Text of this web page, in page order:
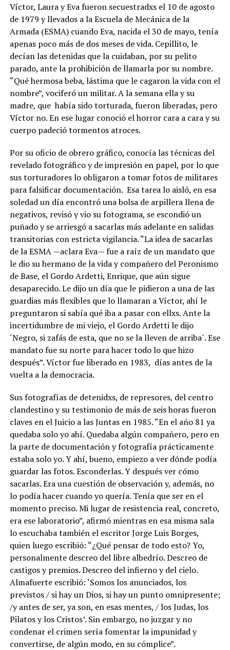
Víctor, Laura y Eva fueron secuestradxs el 10 de agosto
de 1979 y llevados a la Escuela de Mecánica de la
Armada (ESMA) cuando Eva, nacida el 30 de mayo, tenía
apenas poco más de dos meses de vida. Cepillito, le
decían las detenidas que la cuidaban, por su pelito
parado, ante la prohibición de llamarla por su nombre.
“Qué hermosa beba, lástima que le cagaron la vida con el
nombre”, vociferó un militar. A la semana ella y su
madre, que había sido torturada, fueron liberadas, pero
Víctor no. En ese lugar conoció el horror cara a cara y su
cuerpo padeció tormentos atroces.
Por su oficio de obrero gráfico, conocía las técnicas del
revelado fotográfico y de impresión en papel, por lo que
sus torturadores lo obligaron a tomar fotos de militares
para falsificar documentación. Esa tarea lo aisló, en esa
soledad un día encontró una bolsa de arpillera llena de
negativos, revisó y vio su fotograma, se escondió un
puñado y se arriesgó a sacarlas más adelante en salidas
transitorias con estricta vigilancia. “La idea de sacarlas
de la ESMA —aclara Eva— fue a raíz de un mandato que
le dio su hermano de la vida y compañero del Peronismo
de Base, el Gordo Ardetti, Enrique, que aún sigue
desaparecido. Le dijo un día que le pidieron a una de las
guardias más flexibles que lo llamaran a Víctor, ahí le
preguntaron si sabía qué iba a pasar con ellxs. Ante la
incertidumbre de mi viejo, el Gordo Ardetti le dijo
´Negro, si zafás de esta, que no se la lleven de arriba´. Ese
mandato fue su norte para hacer todo lo que hizo
después”. Víctor fue liberado en 1983, días antes de la
vuelta a la democracia.
Sus fotografías de detenidxs, de represores, del centro
clandestino y su testimonio de más de seis horas fueron
claves en el Juicio a las Juntas en 1985. “En el año 81 ya
quedaba solo yo ahí. Quedaba algún compañero, pero en
la parte de documentación y fotografía prácticamente
estaba solo yo. Y ahí, bueno, empiezo a ver dónde podía
guardar las fotos. Esconderlas. Y después ver cómo
sacarlas. Era una cuestión de observación y, además, no
lo podía hacer cuando yo quería. Tenía que ser en el
momento preciso. Mi lugar de resistencia real, concreto,
era ese laboratorio”, afirmó mientras en esa misma sala
lo escuchaba también el escritor Jorge Luis Borges,
quien luego escribió: “¿Qué pensar de todo esto? Yo,
personalmente descreo del libre albedrío. Descreo de
castigos y premios. Descreo del infierno y del cielo.
Almafuerte escribió: ‘Somos los anunciados, los
previstos / si hay un Dios, si hay un punto omnipresente;
/y antes de ser, ya son, en esas mentes, / los Judas, los
Pilatos y los Cristos’. Sin embargo, no juzgar y no
condenar el crimen sería fomentar la impunidad y
convertirse, de algún modo, en su cómplice”.